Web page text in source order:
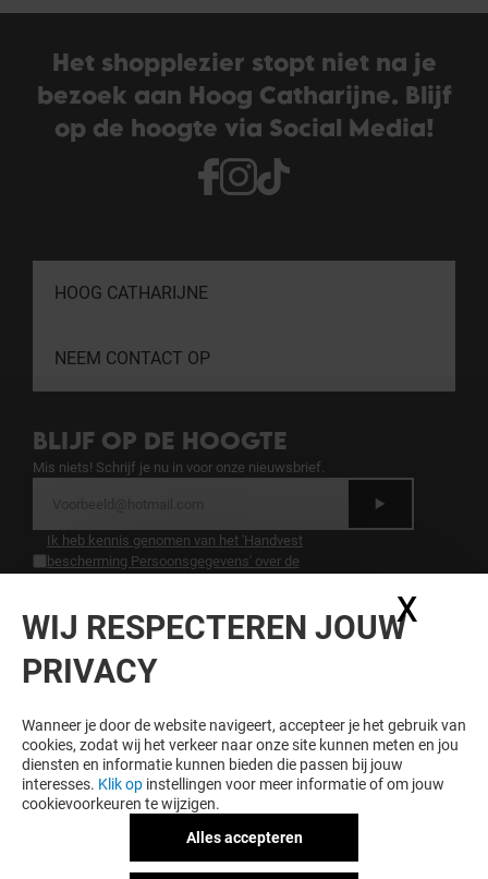
Het shopplezier stopt niet na je
bezoek aan Hoog Catharijne. Blijf
op de hoogte via Social Media!
HOOG CATHARIJNE
NEEM CONTACT OP
BLIJF OP DE HOOGTE
Mis niets! Schrijf je nu in voor onze nieuwsbrief.
Ik heb kennis genomen van het 'Handvest
bescherming Persoonsgegevens' over de
LOYALITEIT LOONT
Word lid van Hoog Catharijne Premium en krijg
exclusieve voordelen, aanbiedingen en services bij
Algemene voorwaarden
Juridische informatie
Handvest bescherming
WIJ RESPECTEREN JOUW
PRIVACY
Wanneer je door de website navigeert, accepteer je het gebruik van
cookies, zodat wij het verkeer naar onze site kunnen meten en jou
diensten en informatie kunnen bieden die passen bij jouw
interesses. Klik op instellingen voor meer informatie of om jouw
cookievoorkeuren te wijzigen.
Alles accepteren
X